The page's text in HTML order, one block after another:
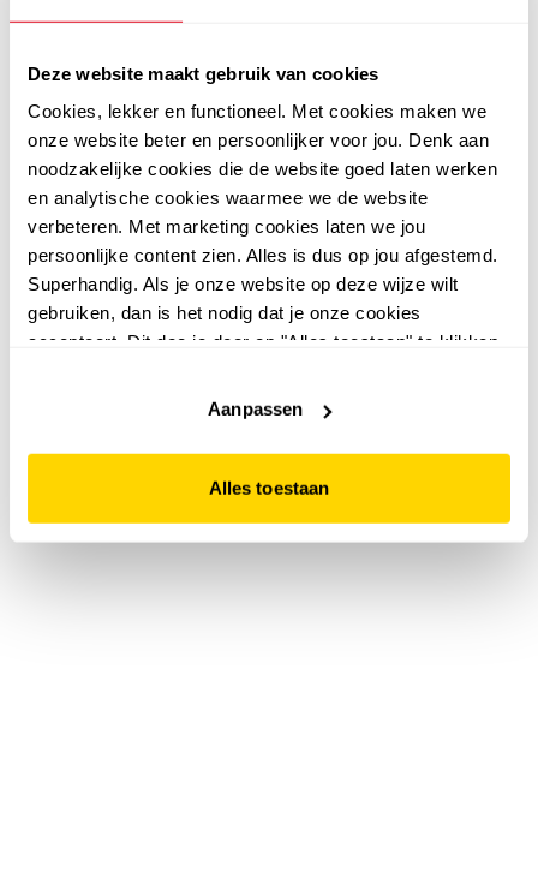
Deze website maakt gebruik van cookies
Cookies, lekker en functioneel. Met cookies maken we
onze website beter en persoonlijker voor jou. Denk aan
noodzakelijke cookies die de website goed laten werken
en analytische cookies waarmee we de website
verbeteren. Met marketing cookies laten we jou
persoonlijke content zien. Alles is dus op jou afgestemd.
Superhandig. Als je onze website op deze wijze wilt
gebruiken, dan is het nodig dat je onze cookies
accepteert. Dit doe je door op "Alles toestaan" te klikken.
website niet optimaal functioneert.
Aanpassen
Alles toestaan